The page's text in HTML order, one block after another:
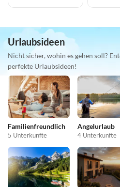
Urlaubsideen
Nicht sicher, wohin es gehen soll?
perfekte Urlaubsideen!
Familienfreundlich
5 Unterkünfte
Angelurlaub
4 Unterkünfte